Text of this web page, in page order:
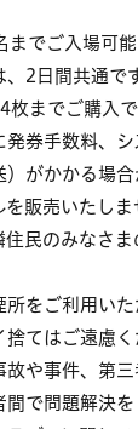
でご入場可能
2日間共通で
枚までご購⼊で
発券⼿数料、
がかかる場合
販売いたしま
住⺠のみなさ
をご利⽤いた
てはご遠慮く
故や事件、第
で問題解決を